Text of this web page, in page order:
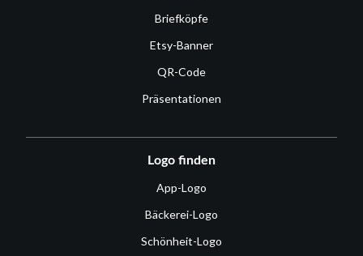
Briefköpfe
Etsy-Banner
QR-Code
Präsentationen
Logo finden
App-Logo
Bäckerei-Logo
Schönheit-Logo